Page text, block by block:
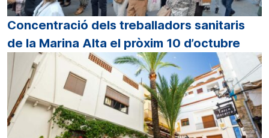
Concentració dels treballadors sanitaris
de la Marina Alta el pròxim 10 d’octubre